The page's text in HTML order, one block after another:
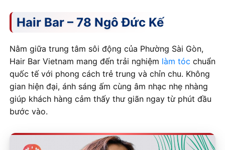
Hair Bar – 78 Ngô Đức Kế
Nằm giữa trung tâm sôi động của Phường Sài Gòn,
Hair Bar Vietnam mang đến trải nghiệm làm tóc chuẩn
quốc tế với phong cách trẻ trung và chỉn chu. Không
gian hiện đại, ánh sáng ấm cùng âm nhạc nhẹ nhàng
giúp khách hàng cảm thấy thư giãn ngay từ phút đầu
bước vào.